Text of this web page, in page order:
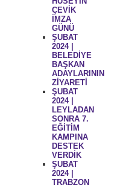
ÇEVİK
İMZA
GÜNÜ
ŞUBAT
2024 |
BELEDİYE
BAŞKAN
ADAYLARININ
ZİYARETİ
ŞUBAT
2024 |
LEYLADAN
SONRA 7.
EĞİTİM
KAMPINA
DESTEK
VERDİK
ŞUBAT
2024 |
TRABZON